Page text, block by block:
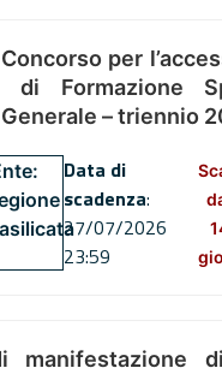
per
di Formazione
– triennio
Data di
scadenza:
27/07/2026
23:59
manifestazione